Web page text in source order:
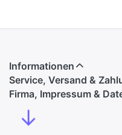
Informationen
Service, Versand &
Firma, Impressum &
↓